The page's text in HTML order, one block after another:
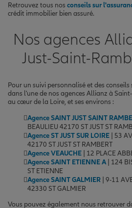
Retrouvez tous nos conseils sur
crédit immobilier bien assuré.
Nos agences
Just-Saint-
Pour un suivi personnalisé et des
dans l'une de nos agences Allianz à
au cœur de la Loire, et ses environs :
Agence SAINT JUST SAINT
BEAULIEU 42170 ST JUST ST
Agence ST JUST SUR LOIRE | 53
42170 ST JUST ST RAMBERT
Agence VEAUCHE | 12 PLACE
Agence SAINT ETIENNE A| 124
ST ETIENNE
Agence SAINT GALMIER | 9-11
42330 ST GALMIER
Vous pouvez également nous retrouver